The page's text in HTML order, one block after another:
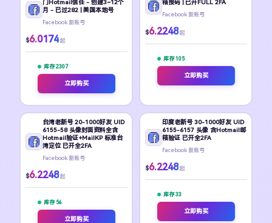
门Hotmail信任 - 创建3~12个
月 - 已过282 | 美国本地号
Facebook 新账号
$6.0174 起
库存 2307
立即购买
箱接码 | 已开FULL 2FA
Facebook 新账号
$6.2248 起
库存 105
立即购买
台湾老新号 20-1000好友 UID
6155-58 头像封面资料全含
Hotmail验证+MailKP 标准台
湾定位 已开全2FA
Facebook 新账号
$6.2248 起
库存 56
立即购买
印度老新号 30-1000好友 UID
6155-6157 头像 含Hotmail邮
箱验证 已开全2FA
Facebook 新账号
$6.2248 起
库存 33
立即购买